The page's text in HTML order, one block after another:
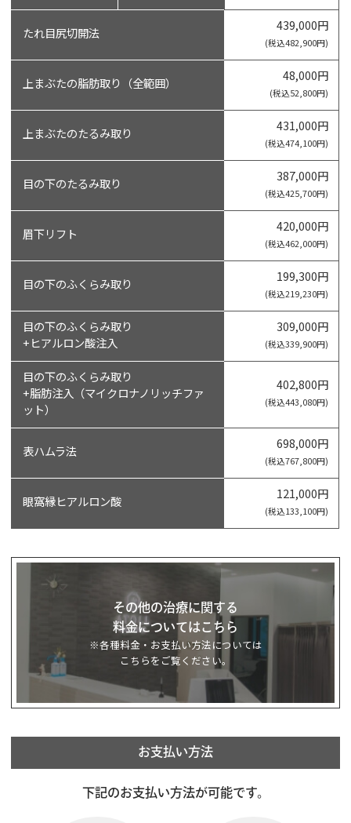
たれ目尻切開法 439,000円
(税込482,900円)
上まぶたの脂肪取り（全範囲） 48,000円
(税込52,800円)
上まぶたのたるみ取り 431,000円
(税込474,100円)
目の下のたるみ取り 387,000円
(税込425,700円)
眉下リフト 420,000円
(税込462,000円)
目の下のふくらみ取り 199,300円
(税込219,230円)
目の下のふくらみ取り
+ヒアルロン酸注入
309,000円
(税込339,900円)
目の下のふくらみ取り
+脂肪注入（マイクロナノリッチファ
ット）
402,800円
(税込443,080円)
表ハムラ法 698,000円
(税込767,800円)
眼窩縁ヒアルロン酸 121,000円
(税込133,100円)
その他の治療に関する
料金についてはこちら
※各種料金・お支払い方法については
こちらをご覧ください。
お支払い方法
下記のお支払い方法が可能です。